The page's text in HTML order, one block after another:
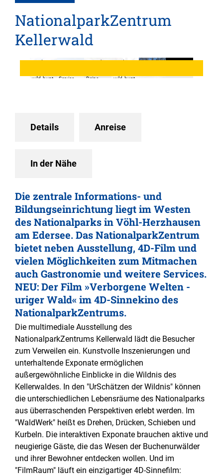
NationalparkZentrum
Kellerwald
© Edersee
wild, bunt,
© Kappest
Service
© Sarah
Deine
© Edersee
wild, bunt,
Details Anreise
In der Nähe
Die zentrale Informations- und
Bildungseinrichtung liegt im Westen
des Nationalparks in Vöhl-Herzhausen
am Edersee. Das NationalparkZentrum
bietet neben Ausstellung, 4D-Film und
vielen Möglichkeiten zum Mitmachen
auch Gastronomie und weitere Services.
NEU: Der Film »Verborgene Welten -
uriger Wald« im 4D-Sinnekino des
NationalparkZentrums.
Die multimediale Ausstellung des
NationalparkZentrums Kellerwald lädt die Besucher
zum Verweilen ein. Kunstvolle Inszenierungen und
unterhaltende Exponate ermöglichen
außergewöhnliche Einblicke in die Wildnis des
Kellerwaldes. In den "UrSchätzen der Wildnis" können
die unterschiedlichen Lebensräume des Nationalparks
aus überraschenden Perspektiven erlebt werden. Im
"WaldWerk" heißt es Drehen, Drücken, Schieben und
Kurbeln. Die interaktiven Exponate brauchen aktive und
neugierige Gäste, die das Wesen der Buchenurwälder
und ihrer Bewohner entdecken wollen. Und im
"FilmRaum" läuft ein einzigartiger 4D-Sinnefilm: